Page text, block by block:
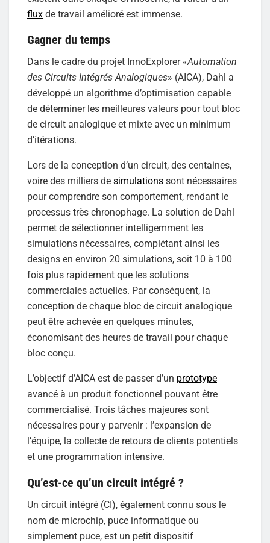
flux de travail amélioré est immense.
Gagner du temps
Dans le cadre du projet InnoExplorer «Automation
des Circuits Intégrés Analogiques» (AICA), Dahl a
développé un algorithme d’optimisation capable
de déterminer les meilleures valeurs pour tout bloc
de circuit analogique et mixte avec un minimum
d’itérations.
Lors de la conception d’un circuit, des centaines,
voire des milliers de simulations sont nécessaires
pour comprendre son comportement, rendant le
processus très chronophage. La solution de Dahl
permet de sélectionner intelligemment les
simulations nécessaires, complétant ainsi les
designs en environ 20 simulations, soit 10 à 100
fois plus rapidement que les solutions
commerciales actuelles. Par conséquent, la
conception de chaque bloc de circuit analogique
peut être achevée en quelques minutes,
économisant des heures de travail pour chaque
bloc conçu.
L’objectif d’AICA est de passer d’un prototype
avancé à un produit fonctionnel pouvant être
commercialisé. Trois tâches majeures sont
nécessaires pour y parvenir : l’expansion de
l’équipe, la collecte de retours de clients potentiels
et une programmation intensive.
Qu’est-ce qu’un circuit intégré ?
Un circuit intégré (CI), également connu sous le
nom de microchip, puce informatique ou
simplement puce, est un petit dispositif